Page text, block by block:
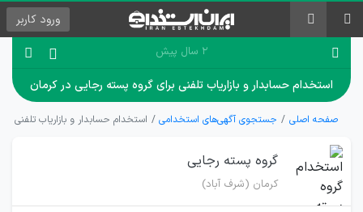
ورود کاربر
۲ سال پیش
استخدام حسابدار و بازاریاب تلفنی برای گروه پسته رجایی در کرمان
صفحه اصلی جستجوی آگهی‌های استخدامی استخدام حسابدار و بازاریاب تلفنی
گروه پسته رجایی
کرمان (شرف آباد)